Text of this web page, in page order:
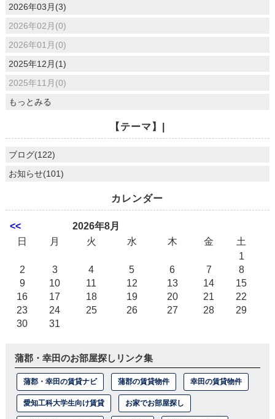
2026年03月(3)
2026年02月(0)
2026年01月(0)
2025年12月(1)
2025年11月(0)
もっとみる
【テーマ】|
ブログ(122)
お知らせ(101)
カレンダー
<<
2026年8月
日
月 火 水 木 金
土
1
2
3 4 5 6 7
8
9
10 11 12 13 14
15
16
17 18 19 20 21
22
23
24 25 26 27 28
29
30
31
蒲郡・幸田のお部屋探しリンク集
蒲郡・幸田の賃貸ナビ 蒲郡の賃貸物件 幸田の賃貸物件
愛知工科大学生向け賃貸 お家でお部屋探し